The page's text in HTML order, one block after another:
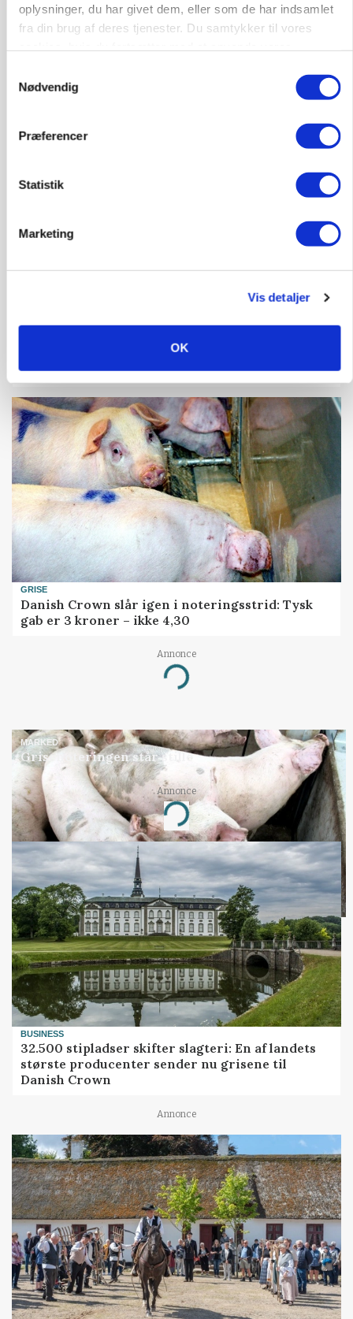
oplysninger, du har givet dem, eller som de har indsamlet
fra din brug af deres tjenester. Du samtykker til vores
Nødvendig
Præferencer
Statistik
Marketing
Vis detaljer
OK
Forserie til selvkørende skårlægger afprøves i år
Markvandring sætter fokus på elefantgræs
GRISE
Danish Crown slår igen i noteringsstrid: Tysk
gab er 3 kroner – ikke 4,30
Annonce
Loading...
MARKED
Grisenoteringen står stille
Annonce
Loading...
BUSINESS
32.500 stipladser skifter slagteri: En af landets
største producenter sender nu grisene til
Danish Crown
Annonce